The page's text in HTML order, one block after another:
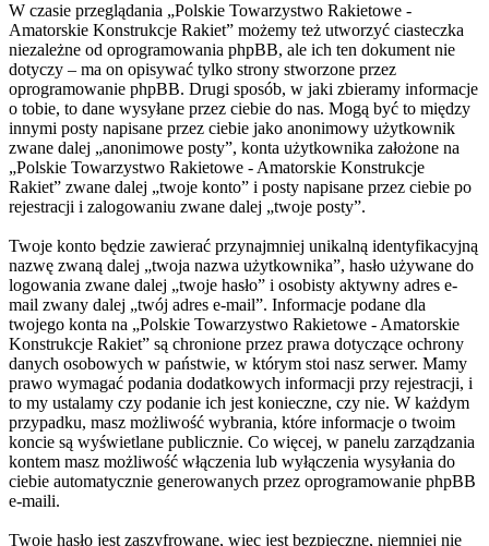
W czasie przeglądania „Polskie Towarzystwo Rakietowe -
Amatorskie Konstrukcje Rakiet” możemy też utworzyć ciasteczka
niezależne od oprogramowania phpBB, ale ich ten dokument nie
dotyczy – ma on opisywać tylko strony stworzone przez
oprogramowanie phpBB. Drugi sposób, w jaki zbieramy informacje
o tobie, to dane wysyłane przez ciebie do nas. Mogą być to między
innymi posty napisane przez ciebie jako anonimowy użytkownik
zwane dalej „anonimowe posty”, konta użytkownika założone na
„Polskie Towarzystwo Rakietowe - Amatorskie Konstrukcje
Rakiet” zwane dalej „twoje konto” i posty napisane przez ciebie po
rejestracji i zalogowaniu zwane dalej „twoje posty”.
Twoje konto będzie zawierać przynajmniej unikalną identyfikacyjną
nazwę zwaną dalej „twoja nazwa użytkownika”, hasło używane do
logowania zwane dalej „twoje hasło” i osobisty aktywny adres e-
mail zwany dalej „twój adres e-mail”. Informacje podane dla
twojego konta na „Polskie Towarzystwo Rakietowe - Amatorskie
Konstrukcje Rakiet” są chronione przez prawa dotyczące ochrony
danych osobowych w państwie, w którym stoi nasz serwer. Mamy
prawo wymagać podania dodatkowych informacji przy rejestracji, i
to my ustalamy czy podanie ich jest konieczne, czy nie. W każdym
przypadku, masz możliwość wybrania, które informacje o twoim
koncie są wyświetlane publicznie. Co więcej, w panelu zarządzania
kontem masz możliwość włączenia lub wyłączenia wysyłania do
ciebie automatycznie generowanych przez oprogramowanie phpBB
e-maili.
Twoje hasło jest zaszyfrowane, więc jest bezpieczne, niemniej nie